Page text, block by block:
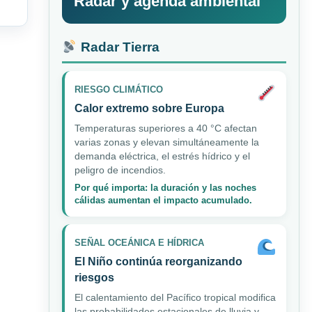
Radar Tierra
RIESGO CLIMÁTICO
Calor extremo sobre Europa
Temperaturas superiores a 40 °C afectan
varias zonas y elevan simultáneamente la
demanda eléctrica, el estrés hídrico y el
peligro de incendios.
Por qué importa: la duración y las noches
cálidas aumentan el impacto acumulado.
SEÑAL OCEÁNICA E HÍDRICA
El Niño continúa reorganizando
riesgos
El calentamiento del Pacífico tropical modifica